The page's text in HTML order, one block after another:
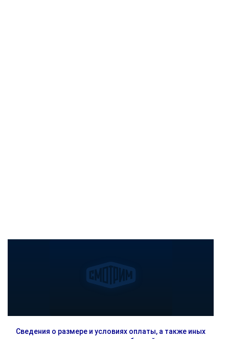
Сведения о размере и условиях оплаты, а также иных